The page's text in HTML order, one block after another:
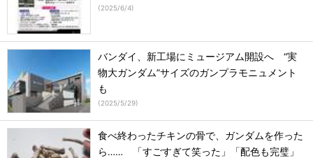
(2025/6/4)
バンダイ、新工場にミュージアム開設へ “実
物大ガンダム”サイズのガンプラモニュメント
も
(2025/5/29)
食べ終わったチキンの骨で、ガンダムを作った
ら…… 「すごすぎて笑った」「配色も完璧」